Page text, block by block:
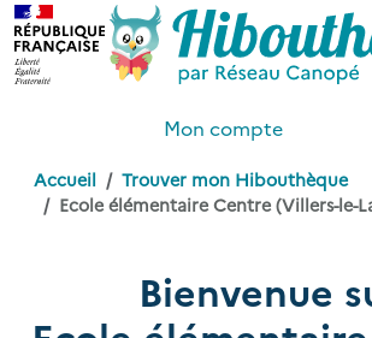
Mon compte
Accueil
Trouver mon Hibouthèque
Ecole élémentaire Centre (Villers-le-
Bienvenue